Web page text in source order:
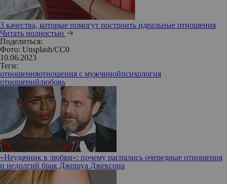
3 качества, которые помогут построить идеальные отношения
Читать полностью
Поделиться:
Фото: Unsplash/CC0
10.06.2023
Теги:
отношенияотношения с мужчинойпсихология
отношенийлюбовь
«Неудачник в любви»: почему распались очередные отношения
и недолгий брак Джошуа Джексона